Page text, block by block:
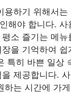
용하기 위해서는
해야 합니다. 사
소 즐기는 메
을 기억하여 쉽
특히 바쁜 일상
제공합니다.
하는 시간에 가